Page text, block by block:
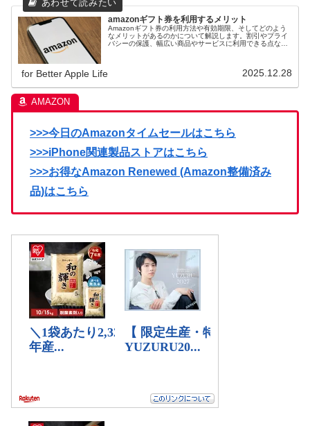
amazonギフト券を利用するメリット
Amazonギフト券の利用方法や有効期限、そしてどのよう
なメリットがあるのかについて解説します。割引やプライ
バシーの保護、幅広い商品やサービスに利用できる点な
for Better Apple Life 2025.12.28
>>>今日のAmazonタイムセールはこちら
>>>iPhone関連製品ストアはこちら
>>>お得なAmazon Renewed (Amazon整備済み
品)はこちら